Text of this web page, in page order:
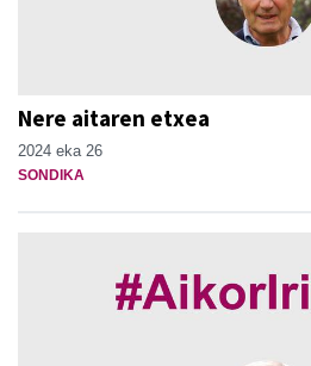
Nere aitaren etxea
2024 eka 26
SONDIKA